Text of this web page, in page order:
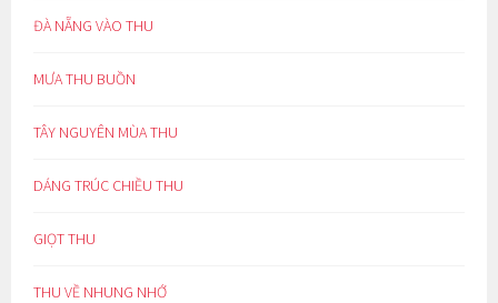
ĐÀ NẴNG VÀO THU
MƯA THU BUỒN
TÂY NGUYÊN MÙA THU
DÁNG TRÚC CHIỀU THU
GIỌT THU
THU VỀ NHUNG NHỚ